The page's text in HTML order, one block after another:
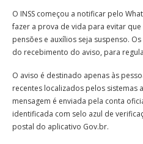
O INSS começou a notificar pelo
fazer a prova de vida para evitar
pensões e auxílios seja suspenso.
do recebimento do aviso, para
O aviso é destinado apenas às
recentes localizados pelos sistemas
mensagem é enviada pela conta
identificada com selo azul de
postal do aplicativo Gov.br.